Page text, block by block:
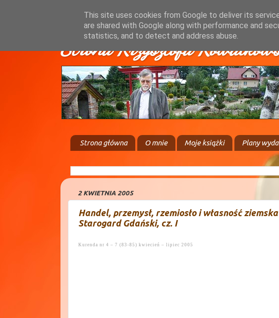
Strona Krzysztofa
Strona główna O mnie Moje książki Plany
2 KWIETNIA 2005
Handel, przemysł, rzemiosło i własność
Starogard Gdański, cz. I
Kurenda nr 4 – 7 (83-85) kwiecień – lipiec 2005
This site uses cookies from Google to deliver its
are shared with Google along with performance and
statistics, and to detect and address abuse.